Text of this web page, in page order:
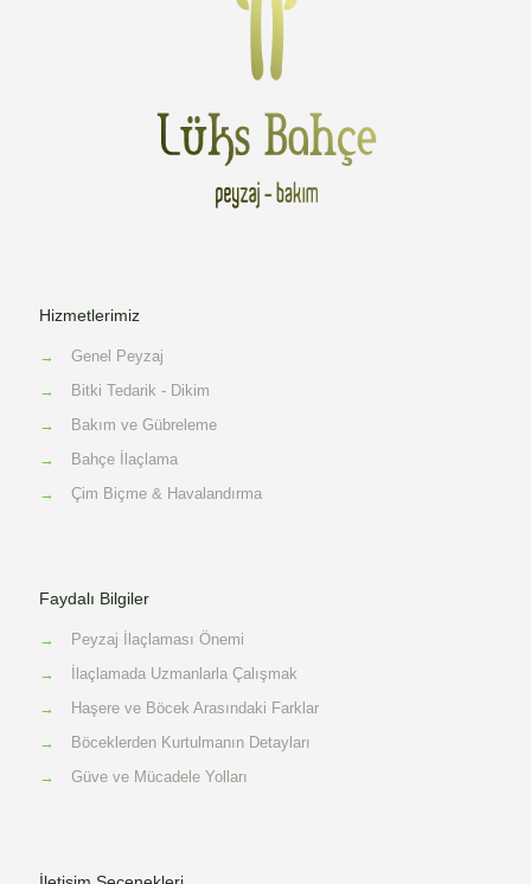
Hizmetlerimiz
→
Genel Peyzaj
→
Bitki Tedarik - Dikim
→
Bakım ve Gübreleme
→
Bahçe İlaçlama
→
Çim Biçme & Havalandırma
Faydalı Bilgiler
→
Peyzaj İlaçlaması Önemi
→
İlaçlamada Uzmanlarla Çalışmak
→
Haşere ve Böcek Arasındaki Farklar
→
Böceklerden Kurtulmanın Detayları
→
Güve ve Mücadele Yolları